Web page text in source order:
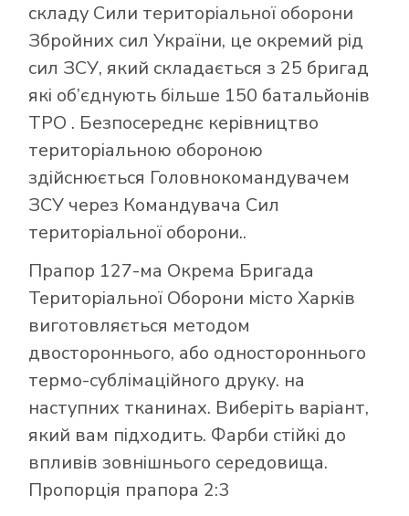
складу Сили територіальної оборони
Збройних сил України, це окремий рід
сил ЗСУ, який складається з 25 бригад
які об’єднують більше 150 батальйонів
ТРО . Безпосереднє керівництво
територіальною обороною
здійснюється Головнокомандувачем
ЗСУ через Командувача Сил
територіальної оборони..
Прапор 127-ма Окрема Бригада
Територіальної Оборони місто Харків
виготовляється методом
двостороннього, або одностороннього
термо-сублімаційного друку. на
наступних тканинах. Виберіть варіант,
який вам підходить. Фарби стійкі до
впливів зовнішнього середовища.
Пропорція прапора 2:3